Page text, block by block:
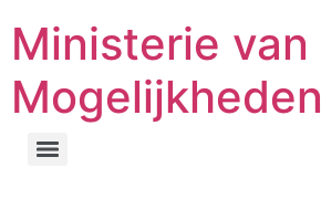
Ministerie van
Mogelijkheden